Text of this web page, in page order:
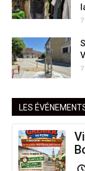
LES